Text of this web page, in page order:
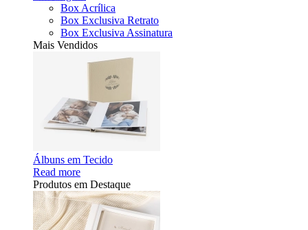
Box Acrílica
Box Exclusiva Retrato
Box Exclusiva Assinatura
Mais Vendidos
Álbuns em Tecido
Read more
Produtos em Destaque